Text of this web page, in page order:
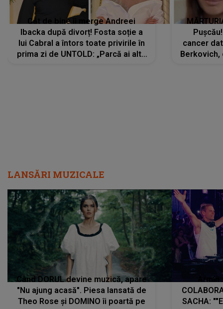
Cât de bine îi merge Andreei
Ibacka după divorț! Fosta soție a
lui Cabral a întors toate privirile în
prima zi de UNTOLD: „Parcă ai altă
cancer
LANSĂRI MUZICALE
Când DORUL devine muzică, apare
"Nu ajung acasă". Piesa lansată de
Theo Rose și DOMINO îi poartă pe
SACHA: